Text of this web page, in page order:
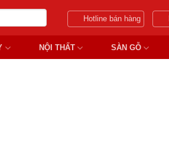
Hotline bán hàng
NỘI THẤT SÀN GỖ